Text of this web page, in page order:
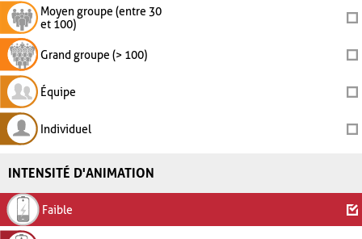
Moyen groupe (entre 30
et 100)
Grand groupe (> 100)
Équipe
Individuel
INTENSITÉ D'ANIMATION
Faible